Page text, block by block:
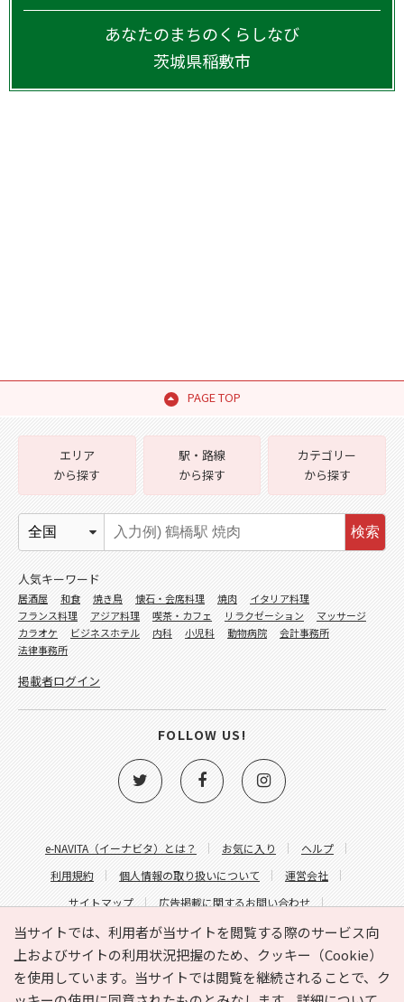
あなたのまちのくらしなび
茨城県稲敷市
PAGE TOP
当サイトでは、利用者が当サイトを閲覧する際のサービス向
上およびサイトの利用状況把握のため、クッキー（Cookie）
を使用しています。当サイトでは閲覧を継続されることで、ク
e-NAVITA（イーナビタ）とは？ お気に入り
ヘルプ
利用規約
個人情報の取り扱いについて
運営会社
サイトマップ
広告掲載に関するお問い合わせ
サイトの内容に関するお問い合わせ
エリア
から探す
駅・路線
から探す
カテゴリー
から探す
検索
人気キーワード
居酒屋 和食 焼き鳥 懐石・会席料理 焼肉
イタリア料理
フランス料理
アジア料理 喫茶・カフェ リラクゼーション
マッサージ
カラオケ
ビジネスホテル 内科 小児科 動物病院
会計事務所
法律事務所
掲載者ログイン
FOLLOW US!